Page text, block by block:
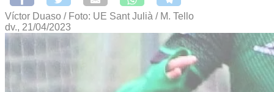
Víctor Duaso / Foto: UE Sant Julià / M. Tello
dv., 21/04/2023